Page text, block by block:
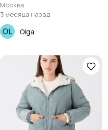
Москва
3 месяца назад
Olga